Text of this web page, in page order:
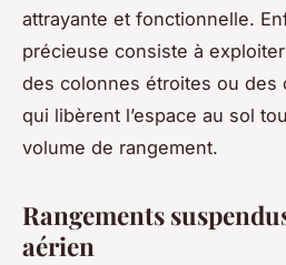
attrayante et fonctionnelle.
précieuse consiste à
des colonnes étroites ou des
qui libèrent l’espace au sol
volume de rangement.
Rangements
aérien